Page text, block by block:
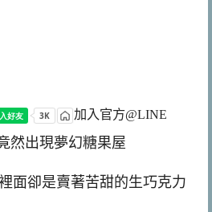
加入官方@LINE
然出現夢幻糖果屋
面卻是賣著苦甜的生巧克力